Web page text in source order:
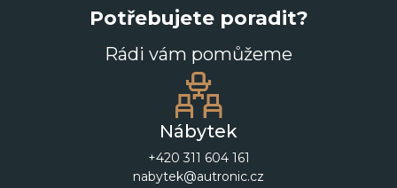
Potřebujete poradit?
Rádi vám pomůžeme
Nábytek
+420 311 604 161
nabytek@autronic.cz